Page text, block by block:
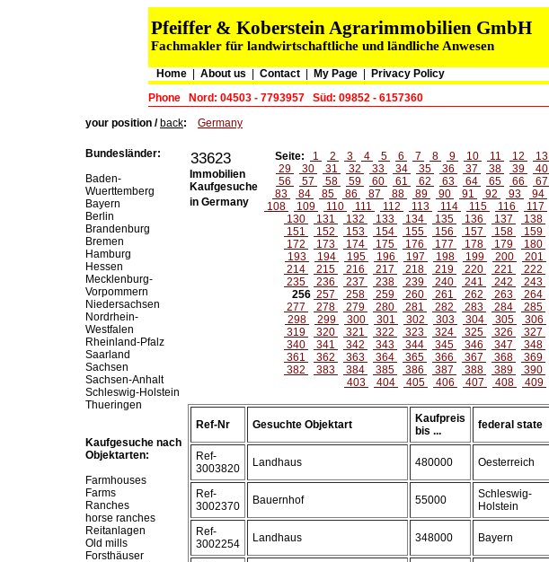
Pfeiffer & Koberstein Agrarimmobilien GmbH
Fachmakler für landwirtschaftliche und ländliche Anwesen
Home| About us Contact| My Page Privacy Policy
Phone
Nord: 04503 - 7793957 Süd: 09852 - 6157360
your position / back: Germany
Bundesländer:
Baden-
Wuerttemberg
Bayern
Berlin
Brandenburg
Bremen
Hamburg
Hessen
Mecklenburg-
Vorpommern
Niedersachsen
Nordrhein-
Westfalen
Rheinland-Pfalz
Saarland
Sachsen
Sachsen-Anhalt
Schleswig-Holstein
Thueringen
Kaufgesuche nach
Objektarten:
Farmhouses
Farms
Ranches
horse ranches
Reitanlagen
Old mills
Forsthäuser
33623
Immobilien
Kaufgesuche
in Germany
Seite: 1 2 3 4 5 6 7 8 9 10 11 12 13
29
30 31 32 33 34 35 36 37 38 39 40
56
57 58 59 60 61 62 63 64 65 66 67
83
84 85 86 87 88 89 90 91 92 93 94
108
109 110 111 112 113 114 115 116 117
130
131 132 133 134 135 136 137 138
151
152 153 154 155 156 157 158 159
172
173 174 175 176 177 178 179 180
193
194 195 196 197 198 199 200 201
214
215 216 217 218 219 220 221 222
235
236 237 238 239 240 241 242 243
256 257 258 259 260 261 262 263 264
277
278 279 280 281 282 283 284 285
298
299 300 301 302 303 304 305 306
319
320 321 322 323 324 325 326 327
340
341 342 343 344 345 346 347 348
361
362 363 364 365 366 367 368 369
382
383 384 385 386 387 388 389 390
403
404 405 406 407 408 409
Ref-Nr Gesuchte Objektart
Kaufpreis
bis ...
federal state
Ref-
3003820
Landhaus 480000 Oesterreich
Ref-
3002370
Bauernhof 55000
Schleswig-
Holstein
Ref-
3002254
Landhaus 348000 Bayern